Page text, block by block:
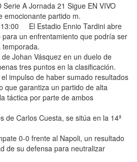
Serie A Jornada 21 Sigue EN VIVO
emocionante partido m.
El Estadio Ennio Tardini abre
un enfrentamiento que podría ser
Johan Vásquez en un duelo de
tres puntos en la clasificación.
impulso de haber sumado resultados
que garantiza un partido de alta
táctica por parte de ambos
de Carlos Cuesta, se sitúa en la 14ª
0-0 frente al Napoli, un resultado
de su defensa para neutralizar